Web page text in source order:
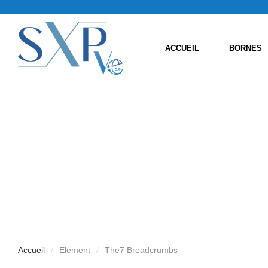
ACCUEIL
Vous êtes ici :
Accueil Element The7 Breadcrumbs